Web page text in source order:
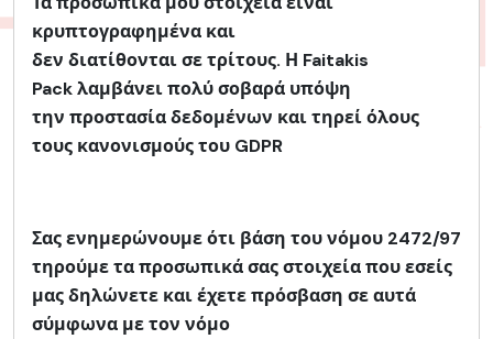
κρυπτογραφημένα και
δεν διατίθονται σε τρίτους. Η Faitakis
Pack λαμβάνει πολύ σοβαρά υπόψη
την προστασία δεδομένων και τηρεί όλους
τους κανονισμούς του GDPR
Σας ενημερώνουμε ότι βάση του νόμου 2472/97
τηρούμε τα προσωπικά σας στοιχεία που εσείς
μας δηλώνετε και έχετε πρόσβαση σε αυτά
σύμφωνα με τον νόμο